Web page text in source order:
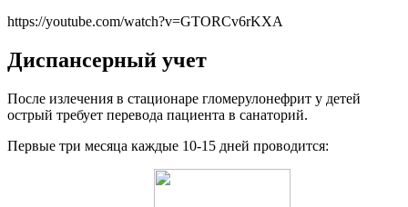
https://youtube.com/watch?v=GTORCv6rKXA
Диспансерный учет
После излечения в стационаре гломерулонефрит у детей
острый требует перевода пациента в санаторий.
Первые три месяца каждые 10-15 дней проводится: